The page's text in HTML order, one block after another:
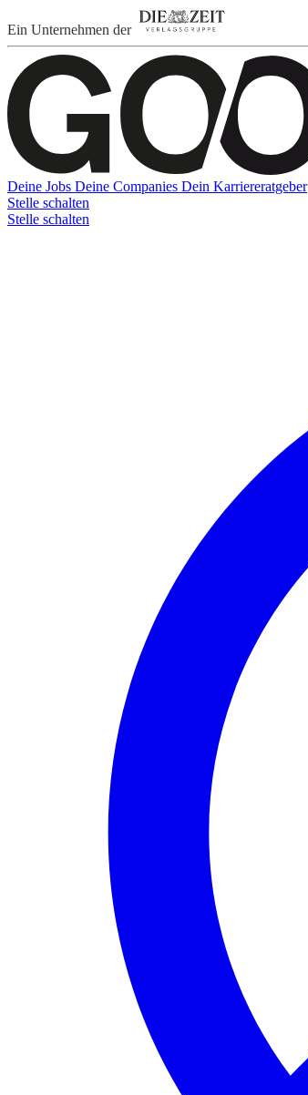
Ein Unternehmen der
Deine Jobs Deine Companies Dein Karriereratgeber
Stelle schalten
Stelle schalten